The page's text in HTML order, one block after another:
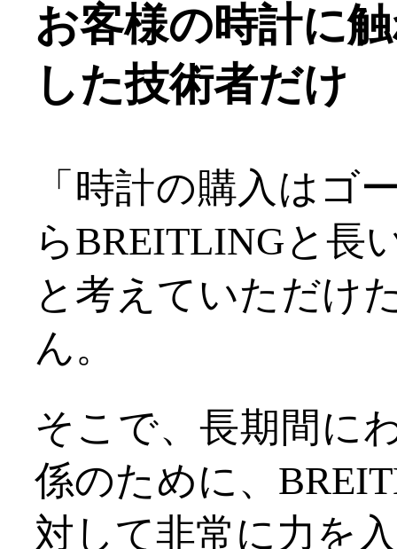
お客様の時計に
した技術者だけ
「時計の購入はゴ
らBREITLINGと長
と考えていただけ
ん。
そこで、長期間に
係のために、
対して非常に力を